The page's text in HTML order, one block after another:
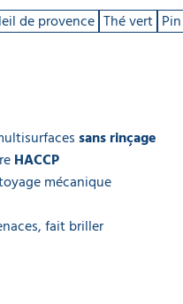
de provence Thé vert Pin
sans rinçage
HACCP
mécanique
fait briller